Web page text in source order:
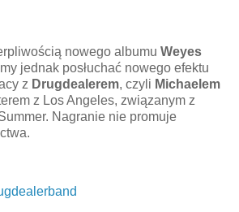
nowego albumu Weyes
jednak posłuchać nowego efektu
z Drugdealerem, czyli Michaelem
z Los Angeles, związanym z
Nagranie nie promuje